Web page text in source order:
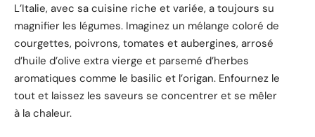
L’Italie, avec sa cuisine riche et variée, a toujours su
magnifier les légumes. Imaginez un mélange coloré de
courgettes, poivrons, tomates et aubergines, arrosé
d’huile d’olive extra vierge et parsemé d’herbes
aromatiques comme le basilic et l’origan. Enfournez le
tout et laissez les saveurs se concentrer et se mêler
à la chaleur.